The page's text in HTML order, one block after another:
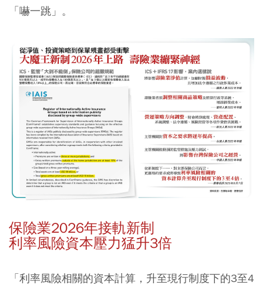
「嚇一跳」。
保險業2026年接軌新制
利率風險資本壓力猛升3倍
「利率風險相關的資本計算，升至現行制度下的3至4